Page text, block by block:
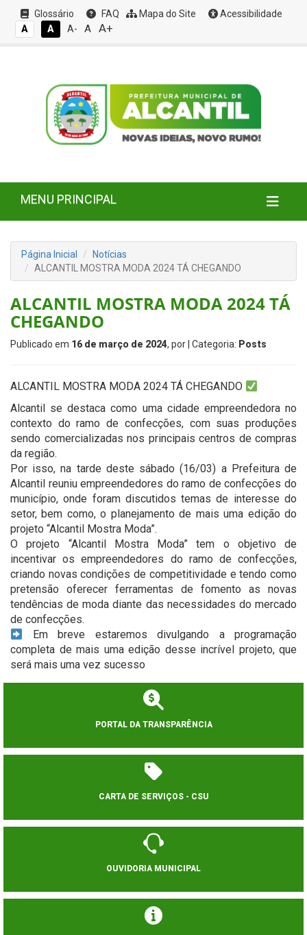
Glossário FAQ Mapa do Site
Acessibilidade
A
A A- A A+
MENU PRINCIPAL
Página Inicial
Notícias
ALCANTIL MOSTRA MODA 2024 TÁ CHEGANDO
ALCANTIL MOSTRA MODA 2024 TÁ
CHEGANDO
Publicado em 16 de março de 2024, por | Categoria: Posts
ALCANTIL MOSTRA MODA 2024 TÁ CHEGANDO
Alcantil se destaca como uma cidade empreendedora no
contexto do ramo de confecções, com suas produções
sendo comercializadas nos principais centros de compras
da região.
Por isso, na tarde deste sábado (16/03) a Prefeitura de
Alcantil reuniu empreendedores do ramo de confecções do
município, onde foram discutidos temas de interesse do
setor, bem como, o planejamento de mais uma edição do
projeto “Alcantil Mostra Moda”.
O projeto “Alcantil Mostra Moda” tem o objetivo de
incentivar os empreendedores do ramo de confecções,
criando novas condições de competitividade e tendo como
pretensão oferecer ferramentas de fomento as novas
tendências de moda diante das necessidades do mercado
de confecções.
Em breve estaremos divulgando a programação
completa de mais uma edição desse incrível projeto, que
será mais uma vez sucesso
PORTAL DA TRANSPARÊNCIA
CARTA DE SERVIÇOS - CSU
OUVIDORIA MUNICIPAL